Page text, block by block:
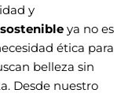
y
ya no es
ética para
belleza sin
Desde nuestro